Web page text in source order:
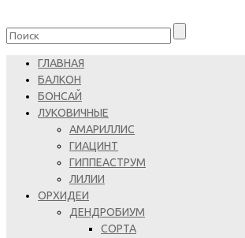
ГЛАВНАЯ
БАЛКОН
БОНСАЙ
ЛУКОВИЧНЫЕ
АМАРИЛЛИС
ГИАЦИНТ
ГИППЕАСТРУМ
ЛИЛИИ
ОРХИДЕИ
ДЕНДРОБИУМ
СОРТА